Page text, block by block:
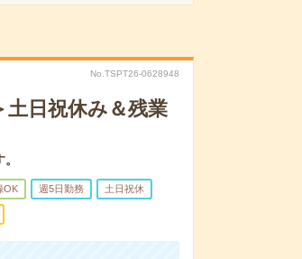
No.TSPT26-0628948
土日祝休み＆残業
OK 週5日勤務 土日祝休